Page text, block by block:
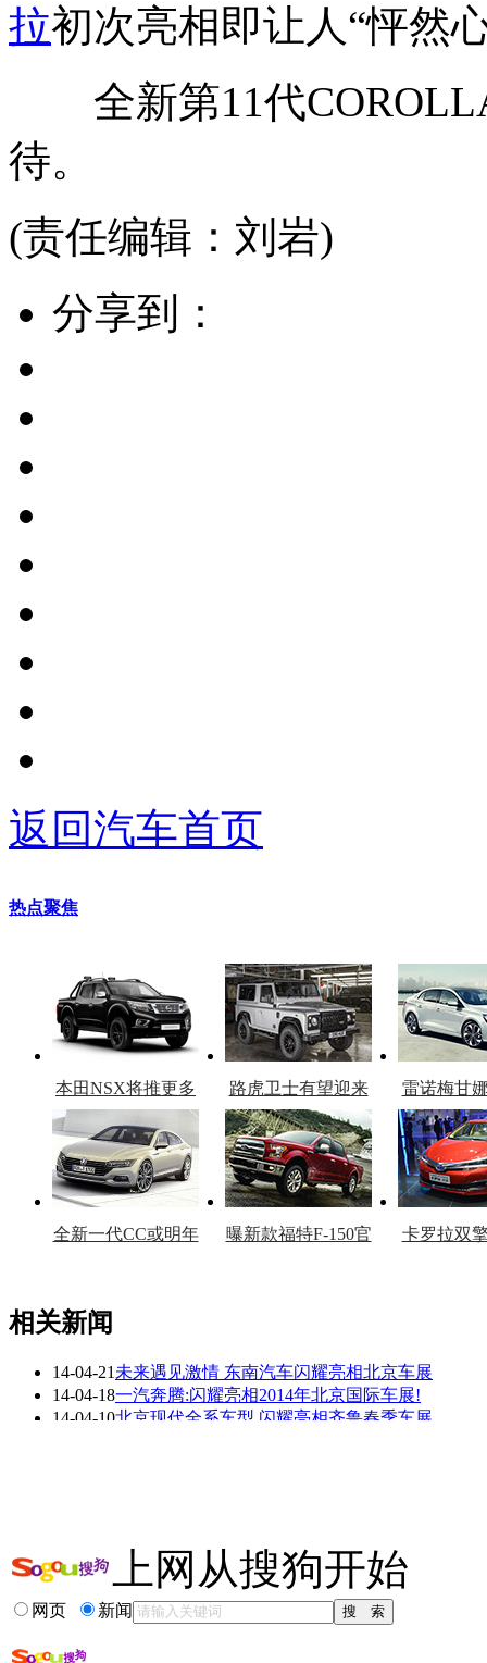
拉初次亮相即让人“怦然
全新第11代
待。
(责任编辑：刘岩)
分享到：
返回汽车首页
热点聚焦
本田NSX将推更多
车型
路虎卫士有望迎来
复产
雷诺梅甘
官
全新一代CC或明年
曝新款福特F-150官
卡罗拉双
看赛车宝贝争奇斗
艳
车模美腿爆乳无惧
走光
相关新闻
14-04-21 未来遇见激情 东南汽车闪耀亮相北京车展
14-04-18一汽奔腾:闪耀亮相2014年北京国际车展!
14-04-10北京现代全系车型 闪耀亮相齐鲁春季车展
相关推荐
一汽丰田卡罗拉花冠
桂林一汽丰田卡罗拉
上网从搜狗开始
网页 新闻